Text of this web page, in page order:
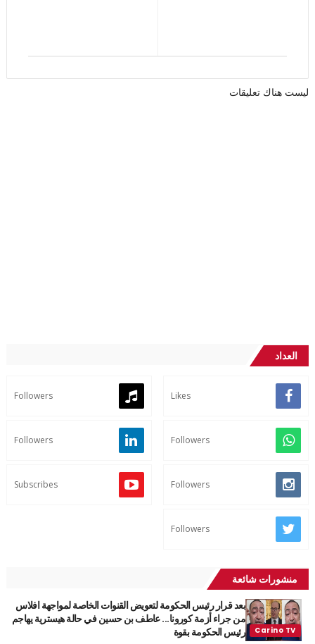
ليست هناك تعليقات
العداد
Likes
Followers
Followers
Followers
Followers
Subscribes
Followers
منشورات شائعة
بعد قرار رئيس الحكومة لتعويض القنوات الخاصة لمواجهة افلاس
من جراء أزمة كورونا... عاطف بن حسين في حالة هيسترية يهاجم
رئيس الحكومة بقوة